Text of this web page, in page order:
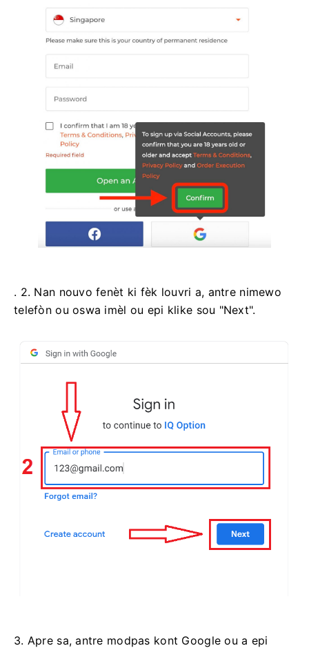
. 2. Nan nouvo fenèt ki fèk louvri a, antre nimewo
telefòn ou oswa imèl ou epi klike sou "Next".
3. Apre sa, antre modpas kont Google ou a epi